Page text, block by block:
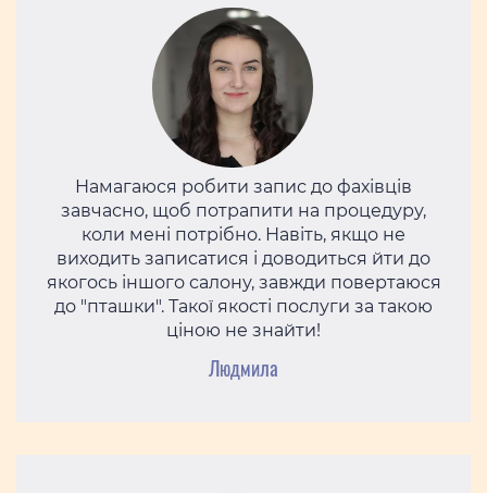
Намагаюся робити запис до фахівців
завчасно, щоб потрапити на процедуру,
коли мені потрібно. Навіть, якщо не
виходить записатися і доводиться йти до
якогось іншого салону, завжди повертаюся
до "пташки". Такої якості послуги за такою
ціною не знайти!
Людмила